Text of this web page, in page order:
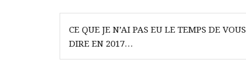
Navigation
de
l’article
CE QUE JE N’AI PAS EU LE TEMPS DE VOUS
DIRE EN 2017…